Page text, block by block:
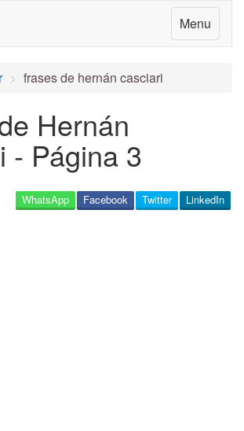
Menu
frases de hernán casciari
Hernán
- Página 3
LinkedIn
Twitter
Facebook
WhatsApp